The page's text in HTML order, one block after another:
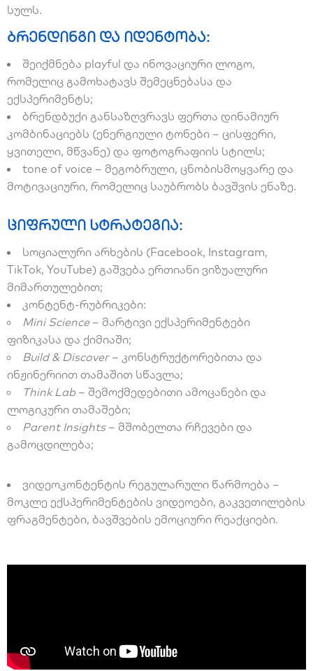
სულს.
ბრენდინგი და იდენტობა:
შეიქმნება playful და ინოვაციური ლოგო,
რომელიც გამოხატავს შემეცნებასა და
ექსპერიმენტს;
ბრენდბუქი განსაზღვრავს ფერთა დინამიურ
კომბინაციებს (ენერგიული ტონები – ცისფერი,
ყვითელი, მწვანე) და ფოტოგრაფიის სტილს;
tone of voice – მეგობრული, ცნობისმოყვარე და
მოტივაციური, რომელიც საუბრობს ბავშვის ენაზე.
ციფრული სტრატეგია:
სოციალური არხების (Facebook, Instagram,
TikTok, YouTube) გაშვება ერთიანი ვიზუალური
მიმართულებით;
კონტენტ-რუბრიკები:
Mini Science– მარტივი ექსპერიმენტები
ფიზიკასა და ქიმიაში;
Build & Discover– კონსტრუქტორებითა და
ინჟინერიით თამაშით სწავლა;
Think Lab – შემოქმედებითი ამოცანები და
ლოგიკური თამაშები;
Parent Insights– მშობელთა რჩევები და
გამოცდილება;
ვიდეოკონტენტის რეგულარული წარმოება –
მოკლე ექსპერიმენტების ვიდეოები, გაკვეთილების
ფრაგმენტები, ბავშვების ემოციური რეაქციები.